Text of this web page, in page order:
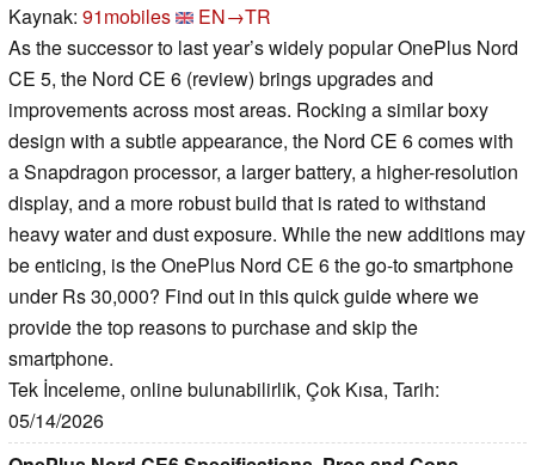
Kaynak: 91mobiles
EN→TR
As the successor to last year’s widely popular OnePlus Nord
CE 5, the Nord CE 6 (review) brings upgrades and
improvements across most areas. Rocking a similar boxy
design with a subtle appearance, the Nord CE 6 comes with
a Snapdragon processor, a larger battery, a higher-resolution
display, and a more robust build that is rated to withstand
heavy water and dust exposure. While the new additions may
be enticing, is the OnePlus Nord CE 6 the go-to smartphone
under Rs 30,000? Find out in this quick guide where we
provide the top reasons to purchase and skip the
smartphone.
Tek İnceleme, online bulunabilirlik, Çok Kısa, Tarih:
05/14/2026